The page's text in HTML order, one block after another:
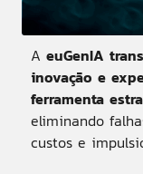
A euGenIA
inovação e
ferramenta
eliminando
custos e